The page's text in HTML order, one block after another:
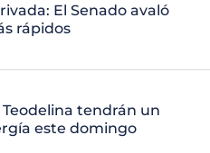
El Senado avaló
rápidos
Teodelina tendrán un
este domingo